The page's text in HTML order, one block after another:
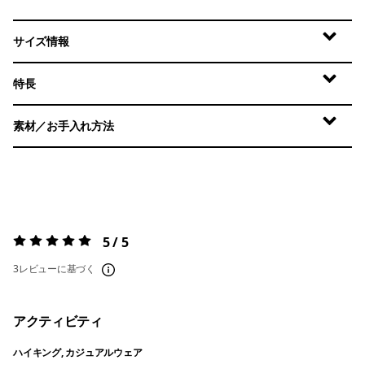
サイズ情報
特長
素材／お手入れ方法
評価:5 / 5 5 / 5
3レビューに基づく
アクティビティ
ハイキング, カジュアルウェア